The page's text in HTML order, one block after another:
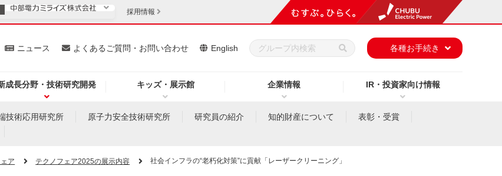
成長分野・技術研究開発 キッズ・展示館 企業情報 IR・投資家向け情報
ニュース よくあるご質問・お問い合わせ English 各種お手続き
採用情報
技術応用研究所 原子力安全技術研究所 研究員の紹介 知的財産について
表彰・受賞
ア テクノフェア2025の展示内容 社会インフラの“老朽化対策”に貢献「レーザークリーニング」